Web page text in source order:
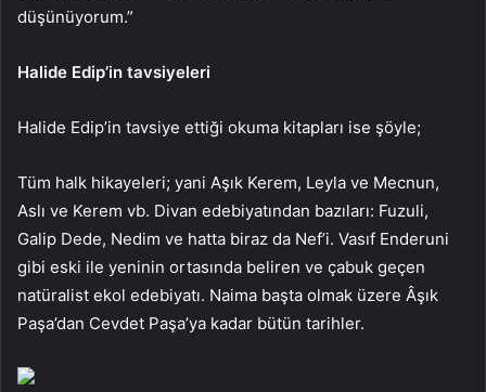
düşünüyorum.”
Halide Edip’in tavsiyeleri
Halide Edip’in tavsiye ettiği okuma kitapları ise şöyle;
Tüm halk hikayeleri; yani Aşık Kerem, Leyla ve Mecnun,
Aslı ve Kerem vb. Divan edebiyatından bazıları: Fuzuli,
Galip Dede, Nedim ve hatta biraz da Nef’i. Vasıf Enderuni
gibi eski ile yeninin ortasında beliren ve çabuk geçen
natüralist ekol edebiyatı. Naima başta olmak üzere Âşık
Paşa’dan Cevdet Paşa’ya kadar bütün tarihler.